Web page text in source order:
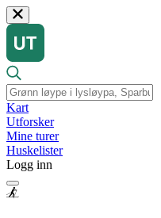
Kart
Utforsker
Mine turer
Huskelister
Logg inn